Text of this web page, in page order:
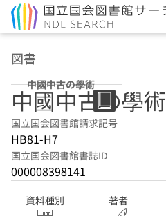
図書
中國中古の學術
中國中古の學術
国立国会図書館請求記号
HB81-H7
国立国会図書館書誌ID
000008398141
資料種別 著者